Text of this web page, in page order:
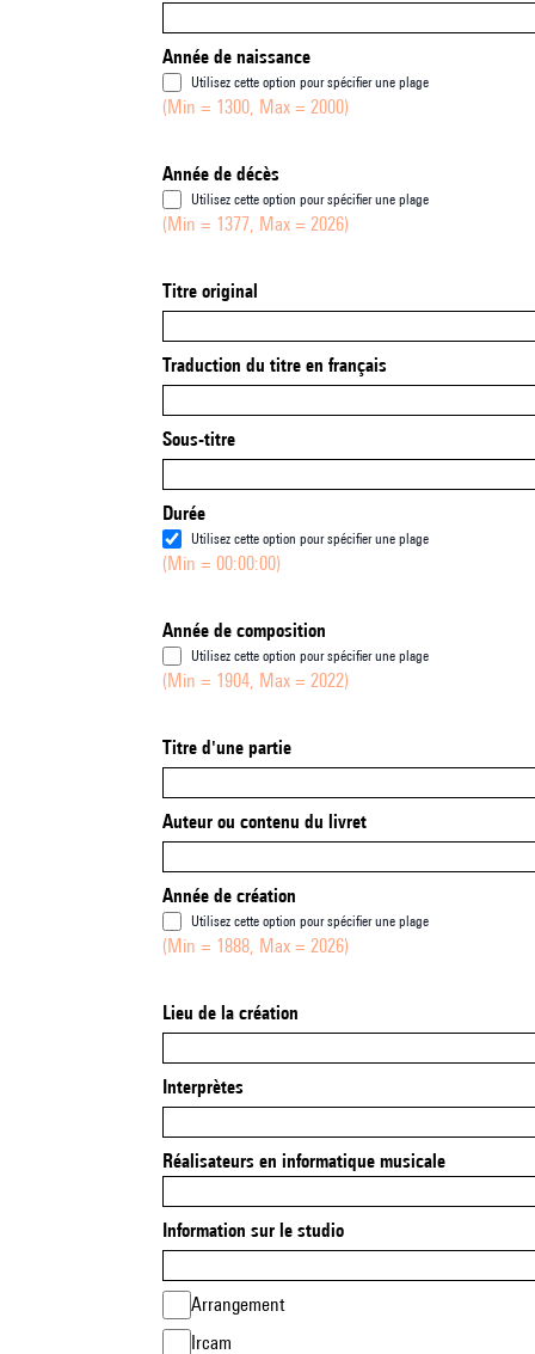
Année de naissance
Utilisez cette option pour spécifier une plage
(Min = 1300, Max = 2000)
Année de décès
Utilisez cette option pour spécifier une plage
(Min = 1377, Max = 2026)
Titre original
Traduction du titre en français
Sous-titre
Durée
Utilisez cette option pour spécifier une plage
(Min = 00:00:00)
Année de composition
Utilisez cette option pour spécifier une plage
(Min = 1904, Max = 2022)
Titre d'une partie
Auteur ou contenu du livret
Année de création
Utilisez cette option pour spécifier une plage
(Min = 1888, Max = 2026)
Lieu de la création
Interprètes
Réalisateurs en informatique musicale
Information sur le studio
Arrangement
Ircam